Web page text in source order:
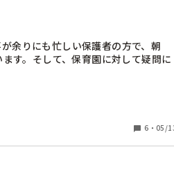
余りにも忙しい保護者の方で、朝
す。そして、保育園に対して疑問に
でも聞いてみたり、担任がいないと
て、来週の月曜日の朝に伝えなきゃ
うしても時間がなく急いでいる為、
早口で説明しないといけなく
でしかたがありません。(早口は得意
を慎重に選んで伝えないと大変な事
ういう対応したら良いのでしょう
6 ・ 05/